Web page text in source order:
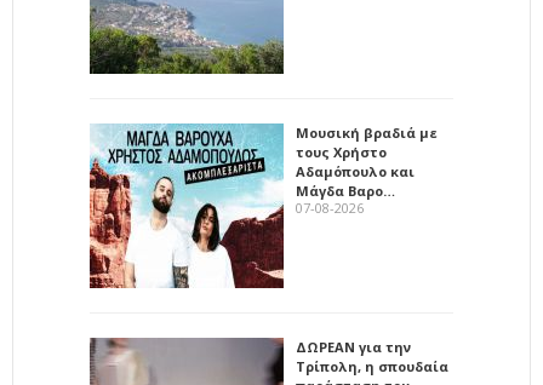
Μουσική βραδιά με
τους Χρήστο
Αδαμόπουλο και
Μάγδα Βαρο…
07-08-2026
ΔΩΡΕΑΝ για την
Τρίπολη, η σπουδαία